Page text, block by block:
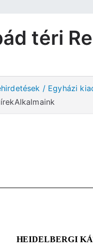
téri
/ Egyházi
Alkalmaink